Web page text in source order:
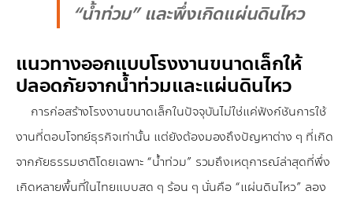
“น้ำท่วม” และพึ่งเกิดแผ่นดินไหว
แนวทางออกแบบโรงงานขนาดเล็กให้
ปลอดภัยจากน้ำท่วมและแผ่นดินไหว
การก่อสร้างโรงงานขนาดเล็กในปัจจุบันไม่ใช่แค่ฟังก์ชันการใช้
งานที่ตอบโจทย์ธุรกิจเท่านั้น แต่ยังต้องมองถึงปัญหาต่าง ๆ ที่เกิด
จากภัยธรรมชาติโดยเฉพาะ “น้ำท่วม” รวมถึงเหตุการณ์ล่าสุดที่พึ่ง
เกิดหลายพื้นที่ในไทยแบบสด ๆ ร้อน ๆ นั่นคือ “แผ่นดินไหว” ลอง